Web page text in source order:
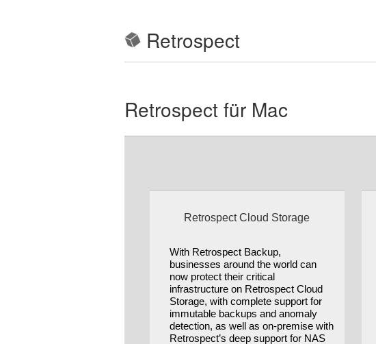
Retrospect
Retrospect für Mac
Retrospect Cloud Storage
With Retrospect Backup,
businesses around the world can
now protect their critical
infrastructure on Retrospect Cloud
Storage, with complete support for
immutable backups and anomaly
detection, as well as on-premise with
Retrospect’s deep support for NAS